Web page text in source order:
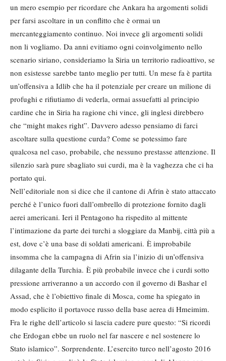
un mero esempio per ricordare che Ankara ha argomenti solidi
per farsi ascoltare in un conflitto che è ormai un
mercanteggiamento continuo. Noi invece gli argomenti solidi
non li vogliamo. Da anni evitiamo ogni coinvolgimento nello
scenario siriano, consideriamo la Siria un territorio radioattivo, se
non esistesse sarebbe tanto meglio per tutti. Un mese fa è partita
un’offensiva a Idlib che ha il potenziale per creare un milione di
profughi e rifiutiamo di vederla, ormai assuefatti al principio
cardine che in Siria ha ragione chi vince, gli inglesi direbbero
che “might makes right”. Davvero adesso pensiamo di farci
ascoltare sulla questione curda? Come se potessimo fare
qualcosa nel caso, probabile, che nessuno prestasse attenzione. Il
silenzio sarà pure sbagliato sui curdi, ma è la vaghezza che ci ha
portato qui.
Nell’editoriale non si dice che il cantone di Afrin è stato attaccato
perché è l’unico fuori dall’ombrello di protezione fornito dagli
aerei americani. Ieri il Pentagono ha rispedito al mittente
l’intimazione da parte dei turchi a sloggiare da Manbij, città più a
est, dove c’è una base di soldati americani. È improbabile
insomma che la campagna di Afrin sia l’inizio di un’offensiva
dilagante della Turchia. È più probabile invece che i curdi sotto
pressione arriveranno a un accordo con il governo di Bashar el
Assad, che è l’obiettivo finale di Mosca, come ha spiegato in
modo esplicito il portavoce russo della base aerea di Hmeimim.
Fra le righe dell’articolo si lascia cadere pure questo: “Si ricordi
che Erdogan ebbe un ruolo nel far nascere e nel sostenere lo
Stato islamico”. Sorprendente. L’esercito turco nell’agosto 2016